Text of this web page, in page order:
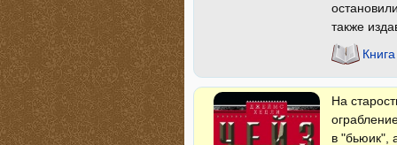
также
На
в "бьюик",